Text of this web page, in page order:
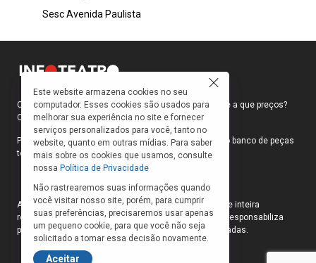
mistérios que têm movido a criação poética de
Sesc Avenida Paulista
Como faço para ir ao teatro? Onde compro ingressos e a que preços?
Quais peças estão em cartaz?
Para responder a essas e outras perguntas, criamos o banco de peças
teatrais do INFOTEATRO.
As informações das peças cadastradas no site são de inteira
responsabilidade das produções. O Infoteatro não se responsabiliza
pela atualização das informações das peças cadastradas.
Este website armazena cookies no seu
computador. Esses cookies são usados para
melhorar sua experiência no site e fornecer
serviços personalizados para você, tanto no
website, quanto em outras mídias. Para saber
mais sobre os cookies que usamos, consulte
nossa Política de Privacidade
Não rastrearemos suas informações quando
você visitar nosso site, porém, para cumprir
suas preferências, precisaremos usar apenas
um pequeno cookie, para que você não seja
solicitado a tomar essa decisão novamente.
Aceitar